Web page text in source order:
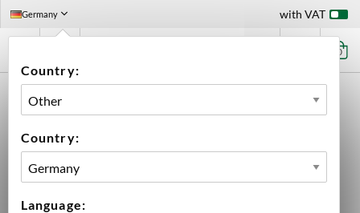
Germany
Country:
Country:
Language:
with VAT
0
DOLCITA PELLETS 2025 100G